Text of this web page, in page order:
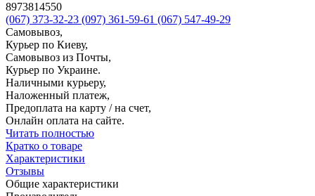
8973814550
(067) 373-32-23 (097) 361-59-61 (067) 547-49-29
Самовывоз,
Курьер по Киеву,
Самовывоз из Почты,
Курьер по Украине.
Наличными курьеру,
Наложенный платеж,
Предоплата на карту / на счет,
Онлайн оплата на сайте.
Читать полностью
Кратко о товаре
Характеристики
Отзывы
Общие характеристики